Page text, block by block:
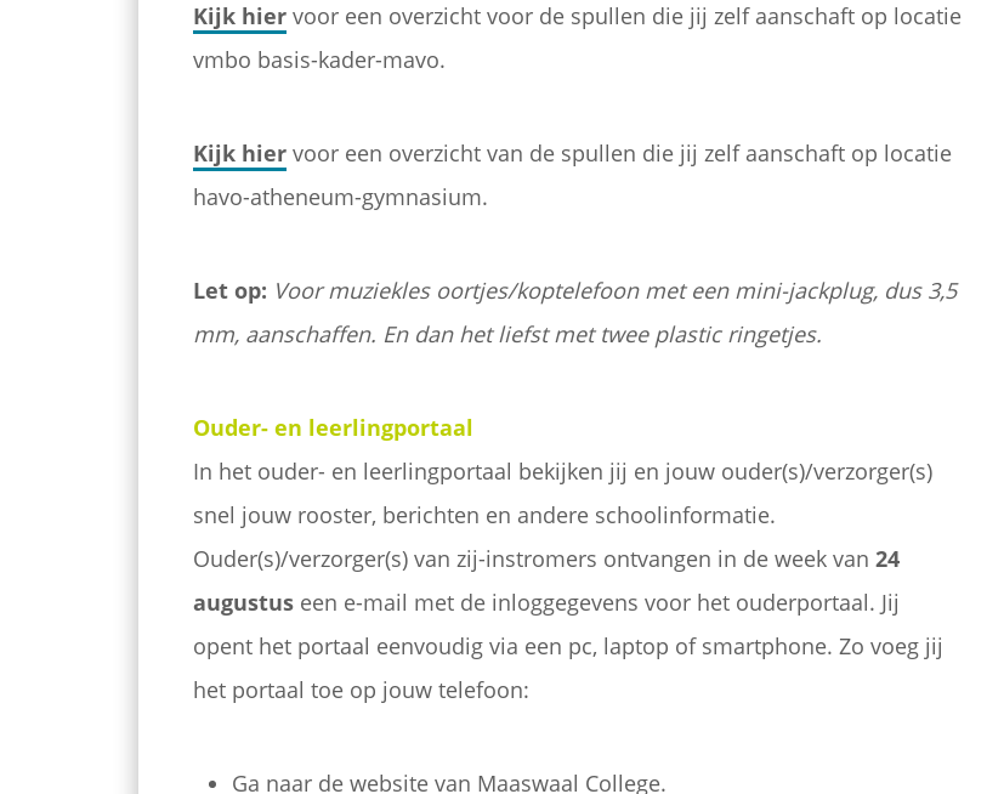
Kijk hier voor een overzicht voor de spullen die jij zelf aanschaft op locatie
vmbo basis-kader-mavo.
Kijk hier voor een overzicht van de spullen die jij zelf aanschaft op locatie
havo-atheneum-gymnasium.
Let op: Voor muziekles oortjes/koptelefoon met een mini-jackplug, dus 3,5
mm, aanschaffen. En dan het liefst met twee plastic ringetjes.
Ouder- en leerlingportaal
In het ouder- en leerlingportaal bekijken jij en jouw ouder(s)/verzorger(s)
snel jouw rooster, berichten en andere schoolinformatie.
Ouder(s)/verzorger(s) van zij-instromers ontvangen in de week van 24
augustus een e-mail met de inloggegevens voor het ouderportaal. Jij
opent het portaal eenvoudig via een pc, laptop of smartphone. Zo voeg jij
het portaal toe op jouw telefoon:
Ga naar de website van Maaswaal College.